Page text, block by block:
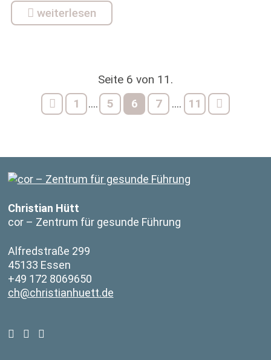
weiterlesen
Seite 6 von 11.
1
.... 5 6 7 .... 11
Christian Hütt
cor – Zentrum für gesunde Führung
Alfredstraße 299
45133 Essen
+49 172 8069650
ch@christianhuett.de